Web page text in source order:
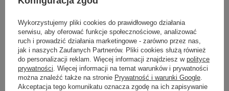
W komplecie stelaż oraz syfon z chromowanym
odpływem i przelewem.
Do wyboru dodatkowo pokrywa na odpływ i
przelew do wanny wolnostojącej w 4
wybarwieniach:
Poprzedni z tej kategorii Następny z tej kategorii
Wykorzystujemy pliki cookies do prawidłowego działania
serwisu, aby oferować funkcje społecznościowe, analizować
ruch i prowadzić działania marketingowe - zarówno przez nas,
jak i naszych Zaufanych Partnerów. Pliki cookies służą również
do personalizacji reklam. Więcej informacji znajdziesz w polityce
prywatności . Więcej informacji na temat warunków i prywatności
można znaleźć także na stronie Prywatność i warunki Google
Akceptacja tego komunikatu oznacza zgodę na ich zapisywanie